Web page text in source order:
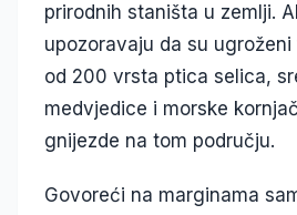
prirodnih staništa u zemlji.
upozoravaju da su
od 200 vrsta ptica selica,
medvjedice i morske
gnijezde na tom području.
Govoreći na marginama